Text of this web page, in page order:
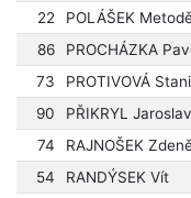
22 POLÁŠEK
86
PROCHÁZKA
73
PROTIVOVÁ
90
PŘIKRYL Jaroslav
74
RAJNOŠEK
54
RANDÝSEK Vít